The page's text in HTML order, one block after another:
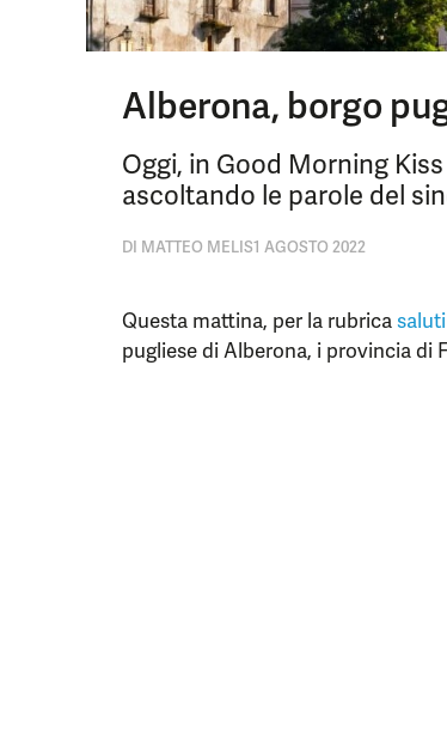
Alberona, borgo
Oggi, in Good Morning
ascoltando le parole del
DI MATTEO MELIS1 AGOSTO 2022
Questa mattina, per la rubrica
pugliese di Alberona, i provincia di